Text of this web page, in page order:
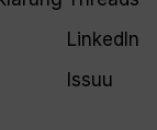
LinkedIn
Issuu